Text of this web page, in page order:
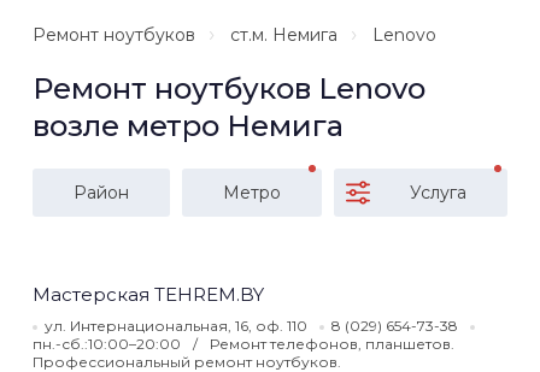
Ремонт ноутбуков ст.м. Немига Lenovo
Ремонт ноутбуков Lenovo
возле метро Немига
Район Метро Услуга
Мастерская TEHREM.BY
ул. Интернациональная, 16, оф. 110
8 (029) 654-73-38
пн.-сб.:10:00–20:00
Ремонт телефонов, планшетов.
Профессиональный ремонт ноутбуков.